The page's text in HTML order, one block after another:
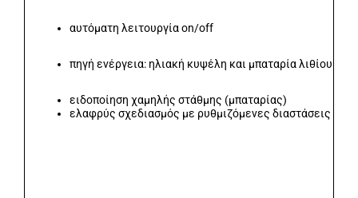
αυτόματη λειτουργία on/off
πηγή ενέργεια: ηλιακή κυψέλη και μπαταρία λιθίου
ειδοποίηση χαμηλής στάθμης (μπαταρίας)
ελαφρύς σχεδιασμός με ρυθμιζόμενες διαστάσεις για